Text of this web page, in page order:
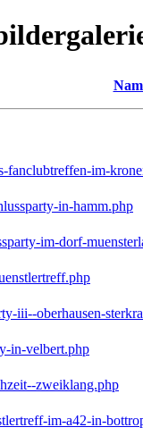
fanclubtreffen-im-
in-hamm.php
im-dorf-
iii--oberhausen-
in-velbert.php
zweiklang.php
im-a42-in-